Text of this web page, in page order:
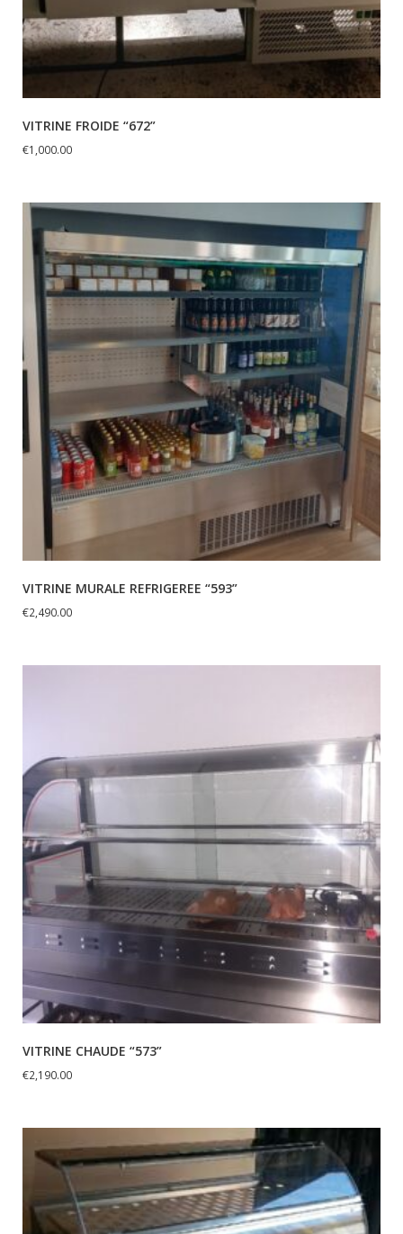
VITRINE FROIDE “672”
€1,000.00
VITRINE MURALE REFRIGEREE “593”
€2,490.00
VITRINE CHAUDE “573”
€2,190.00